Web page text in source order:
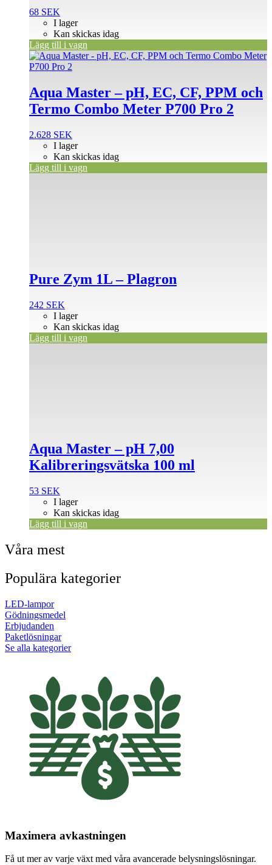
68 SEK
I lager
Kan skickas idag
Lägg till i vagn
Aqua Master – pH, EC, CF, PPM och
Termo Combo Meter P700 Pro 2
2.628 SEK
I lager
Kan skickas idag
Lägg till i vagn
Pure Zym 1L – Plagron
242 SEK
I lager
Kan skickas idag
Lägg till i vagn
Aqua Master – pH 7,00
Kalibreringsvätska 100 ml
53 SEK
I lager
Kan skickas idag
Lägg till i vagn
Våra mest
Populära kategorier
LED-lampor
Gödningsmedel
Erbjudanden
Paketlösningar
Se alla kategorier
Maximera avkastningen
Få ut mer av varje växt med våra avancerade belysningslösningar.